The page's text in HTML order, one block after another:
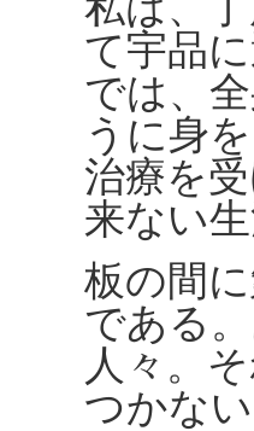
て宇品
では、
うに身
治療を
来ない
板の間
である
人々。
つかな